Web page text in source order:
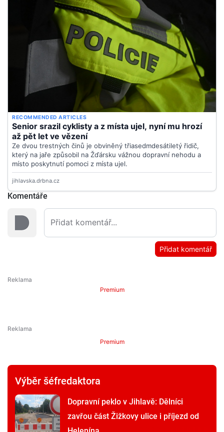
Komentáře
Přidat komentář
Premium
Premium
Výběr šéfredaktora
Dopravní peklo v Jihlavě: Dělníci
zavřou část Žižkovy ulice i příjezd od